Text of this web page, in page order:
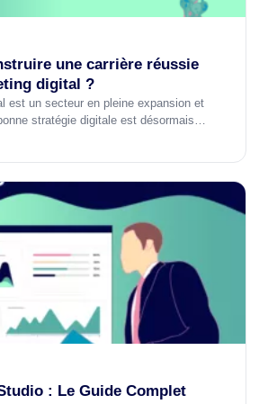
une carrière réussie
digital ?
est un secteur en pleine expansion et
stratégie digitale est désormais…
: Le Guide Complet